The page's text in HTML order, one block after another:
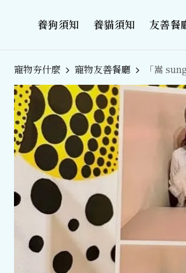
養狗須知 養貓須知 友善餐
寵物夯什麼 寵物友善餐廳 「嵩